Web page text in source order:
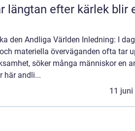
den Andliga Världen Inledning: I
materiella överväganden ofta tar
söker många människor en
här andli...
11 juni